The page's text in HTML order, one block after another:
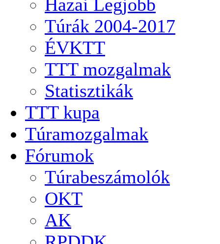
Hazai Legjobb
Túrák 2004-2017
ÉVKTT
TTT mozgalmak
Statisztikák
TTT kupa
Túramozgalmak
Fórumok
Túrabeszámolók
OKT
AK